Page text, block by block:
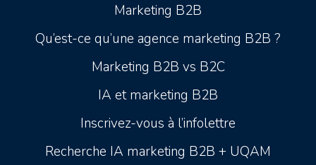
Marketing B2B
Qu’est-ce qu’une agence marketing B2B ?
Marketing B2B vs B2C
IA et marketing B2B
Inscrivez-vous à l’infolettre
Recherche IA marketing B2B + UQAM